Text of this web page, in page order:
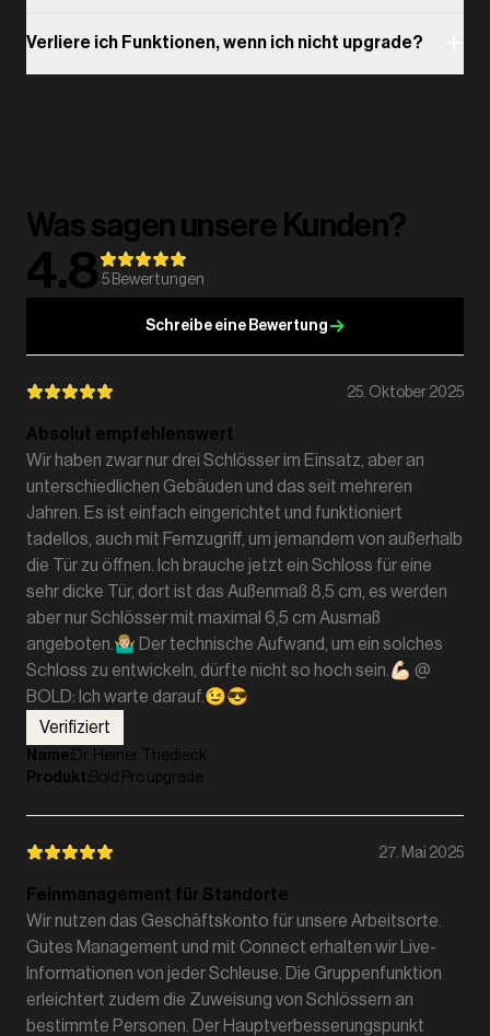
Verliere ich Funktionen, wenn ich nicht upgrade?
Was sagen unsere Kunden?
4.8 5 Bewertungen
Schreibe eine Bewertung
25. Oktober 2025
Absolut empfehlenswert
Wir haben zwar nur drei Schlösser im Einsatz, aber an
unterschiedlichen Gebäuden und das seit mehreren
Jahren. Es ist einfach eingerichtet und funktioniert
tadellos, auch mit Fernzugriff, um jemandem von außerhalb
die Tür zu öffnen. Ich brauche jetzt ein Schloss für eine
sehr dicke Tür, dort ist das Außenmaß 8,5 cm, es werden
aber nur Schlösser mit maximal 6,5 cm Ausmaß
angeboten.🤷🏼‍♂️ Der technische Aufwand, um ein solches
Schloss zu entwickeln, dürfte nicht so hoch sein.💪🏻 @
BOLD: Ich warte darauf.😉😎
Verifiziert
Name:Dr. Heiner Thedieck
Produkt:Bold Pro upgrade
27. Mai 2025
Feinmanagement für Standorte
Wir nutzen das Geschäftskonto für unsere Arbeitsorte.
Gutes Management und mit Connect erhalten wir Live-
Informationen von jeder Schleuse. Die Gruppenfunktion
erleichtert zudem die Zuweisung von Schlössern an
bestimmte Personen. Der Hauptverbesserungspunkt